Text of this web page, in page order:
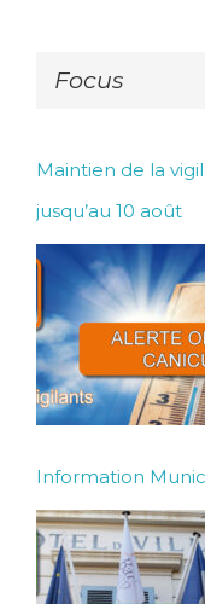
Focus
Maintien de la
jusqu’au 10 août
Information